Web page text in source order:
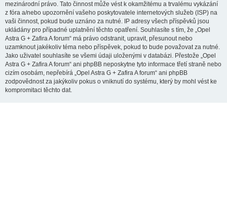
mezinárodní právo. Tato činnost může vést k okamžitému a trvalému vykázání
z fóra a/nebo upozornění vašeho poskytovatele internetových služeb (ISP) na
vaši činnost, pokud bude uznáno za nutné. IP adresy všech příspěvků jsou
ukládány pro případné uplatnění těchto opatření. Souhlasíte s tím, že „Opel
Astra G + Zafira A forum“ má právo odstranit, upravit, přesunout nebo
uzamknout jakékoliv téma nebo příspěvek, pokud to bude považovat za nutné.
Jako uživatel souhlasíte se všemi údaji uloženými v databázi. Přestože „Opel
Astra G + Zafira A forum“ ani phpBB neposkytne tyto informace třetí straně nebo
cizím osobám, nepřebírá „Opel Astra G + Zafira A forum“ ani phpBB
zodpovědnost za jakýkoliv pokus o vniknutí do systému, který by mohl vést ke
kompromitaci těchto dat.